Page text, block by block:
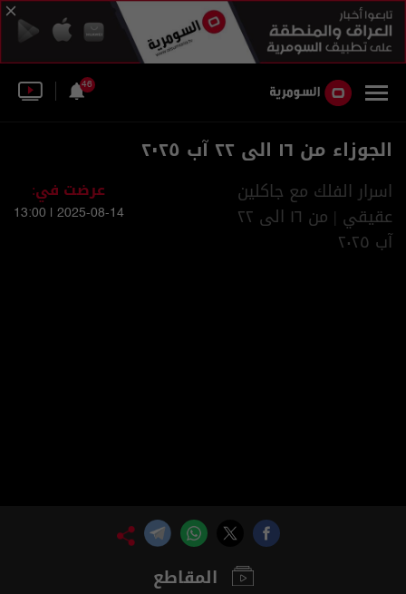
46
الجوزاء من ١٦ الى ٢٢ آب ٢٠٢٥
اسرار الفلك مع جاكلين
عقيقي | من ١٦ الى ٢٢
آب ٢٠٢٥
عرضت في:
2025-08-14 | 13:00
المقاطع